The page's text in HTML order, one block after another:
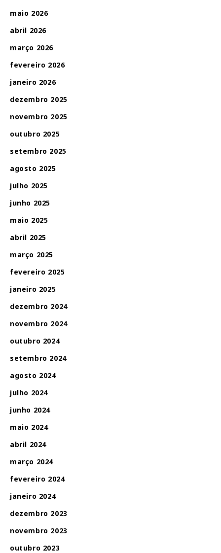
maio 2026
abril 2026
março 2026
fevereiro 2026
janeiro 2026
dezembro 2025
novembro 2025
outubro 2025
setembro 2025
agosto 2025
julho 2025
junho 2025
maio 2025
abril 2025
março 2025
fevereiro 2025
janeiro 2025
dezembro 2024
novembro 2024
outubro 2024
setembro 2024
agosto 2024
julho 2024
junho 2024
maio 2024
abril 2024
março 2024
fevereiro 2024
janeiro 2024
dezembro 2023
novembro 2023
outubro 2023